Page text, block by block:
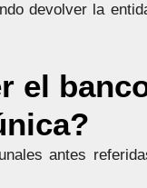
devolver la
el
antes